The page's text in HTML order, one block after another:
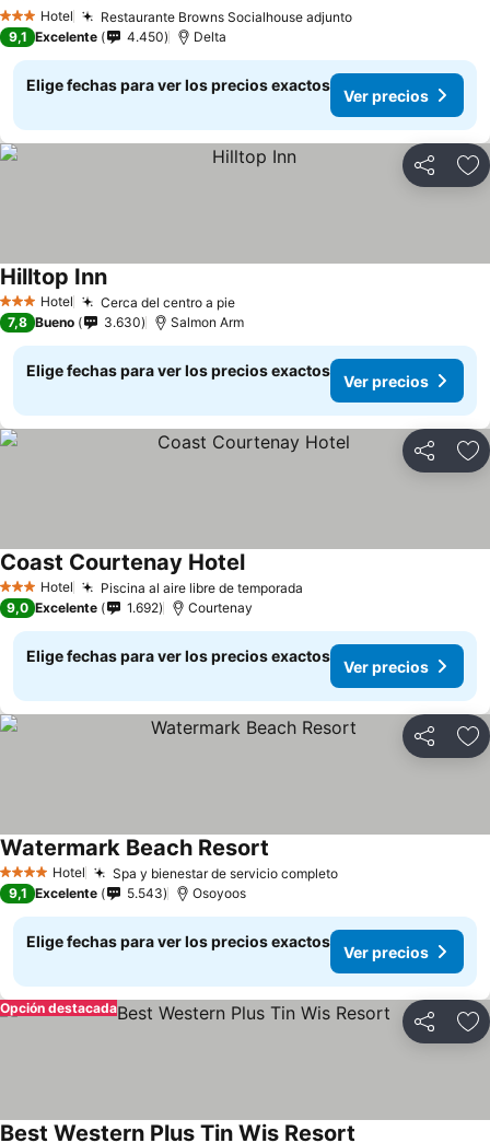
3 Estrellas
Hotel Restaurante Browns Socialhouse adjunto
9,1 Excelente 4.450 Delta
Elige fechas para ver los precios exactos
Ver precios
Compartir
3 Estrellas
Hotel Cerca del centro a pie
Hilltop Inn
7,8 Bueno 3.630 Salmon Arm
Elige fechas para ver los precios exactos
Ver precios
Compartir
3 Estrellas
Hotel Piscina al aire libre de temporada
Coast Courtenay Hotel
9,0 Excelente 1.692 Courtenay
Elige fechas para ver los precios exactos
Ver precios
Compartir
4 EstrellasHotel Spa y bienestar de servicio completo
Watermark Beach Resort
9,1 Excelente 5.543 Osoyoos
Elige fechas para ver los precios exactos
Ver precios
Compartir
Opción destacada
Best Western Plus Tin Wis Resort